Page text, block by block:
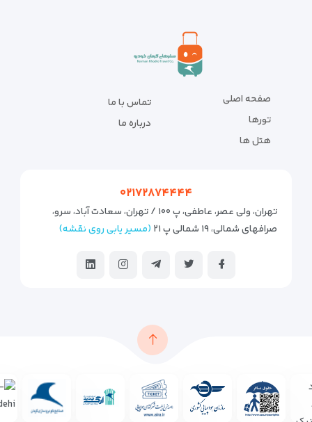
صفحه اصلی
تورها
هتل ها
تماس با ما
درباره ما
۰۲۱۷۲۸۷۴۴۴۴
تهران، ولی عصر، عاطفی، پ ۱۰۰ / تهران، سعادت آباد، سرو،
صرافهای شمالی، ۱۹ شمالی پ ۲۱
(مسیر یابی روی نقشه)